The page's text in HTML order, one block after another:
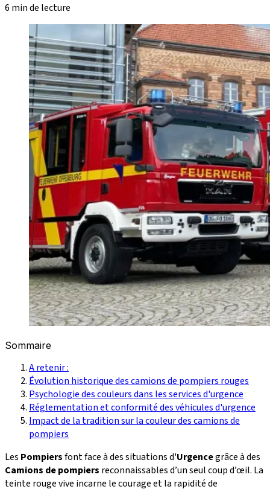
6 min de lecture
Sommaire
A retenir :
Évolution historique des camions de pompiers rouges
Psychologie des couleurs dans les services d'urgence
Réglementation et conformité des véhicules d'urgence
Impact de la tradition sur la couleur des camions de
pompiers
Les Pompiersfont face à des situations d'Urgencegrâce à des
Camions de pompiers reconnaissables d’un seul coup d’œil. La
teinte rouge vive incarne le courage et la rapidité de